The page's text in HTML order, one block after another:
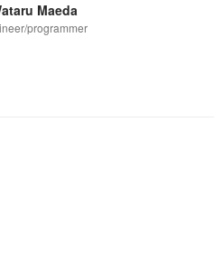
Maeda
programmer